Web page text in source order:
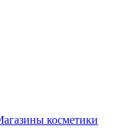
косметики